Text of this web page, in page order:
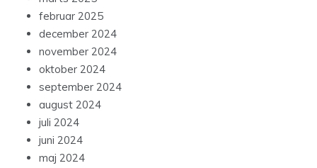
februar 2025
december 2024
november 2024
oktober 2024
september 2024
august 2024
juli 2024
juni 2024
maj 2024